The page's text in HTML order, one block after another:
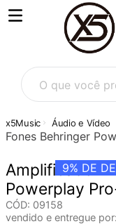
Áudio e Vídeo
Fones Behringer
9% DE
Amplificador
Powerplay
CÓD: 09158
vendido e entregue por: